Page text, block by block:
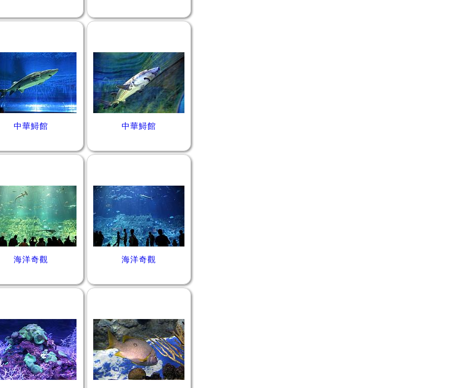
中華鱘館 中華鱘館
海洋奇觀 海洋奇觀